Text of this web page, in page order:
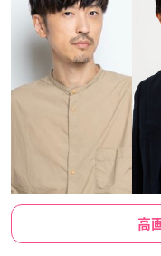
高